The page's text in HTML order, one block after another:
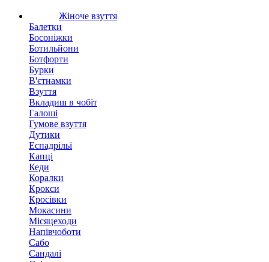
Жіноче взуття
Балетки
Босоніжки
Ботильйони
Ботфорти
Бурки
В'єтнамки
Взуття
Вкладиш в чобіт
Галоші
Гумове взуття
Дутики
Еспадрільї
Капці
Кеди
Коралки
Крокси
Кросівки
Мокасини
Місяцеходи
Напівчоботи
Сабо
Сандалі